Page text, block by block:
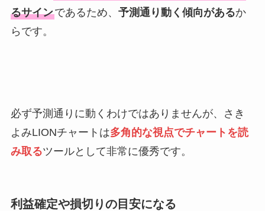
るサインであるため、 予測通り動く傾向があるか
らです。
必ず予測通りに動くわけではありませんが、さき
よみLIONチャートは多角的な視点でチャートを読
み取るツールとして非常に優秀です。
利益確定や損切りの目安になる